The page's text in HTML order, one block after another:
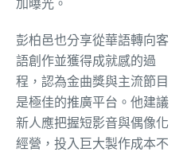
彭柏邑也分享從華語轉向客
語創作並獲得成就感的過
程，認為金曲獎與主流節目
是極佳的推廣平台。他建議
新人應把握短影音與偶像化
經營，投入巨大製作成本不